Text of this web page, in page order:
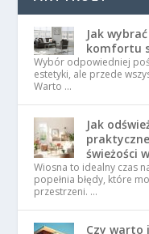
Jak
komfortu
Wybór odpowiedniej
estetyki, ale przede
Warto …
Jak
świeżości
Wiosna to idealny czas
popełnia błędy, które
przestrzeni. …
Czy warto